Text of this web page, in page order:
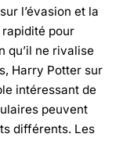
l’évasion et la
pour
qu’il ne rivalise
Harry Potter sur
intéressant de
peuvent
différents. Les